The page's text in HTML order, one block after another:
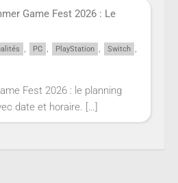
Game Fest 2026 : Le
, PC , PlayStation , Switch ,
Fest 2026 : le planning
date et horaire. […]